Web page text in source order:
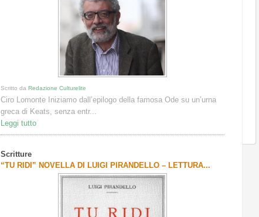
Scritto daRedazione Culturelite
Ciro Lomonte Iniziamo dall’epilogo della famosa Ode su un’urna
greca di Keats, senza entr...
Leggi tutto
Scritture
“TU RIDI” NOVELLA DI LUIGI PIRANDELLO – LETTURA...